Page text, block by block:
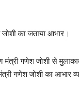
का जताया आभार।
मंत्री गणेश जोशी से
गणेश जोशी का आभार